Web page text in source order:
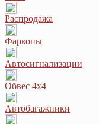
Распродажа
Фаркопы
Автосигнализации
Обвес 4х4
Автобагажники